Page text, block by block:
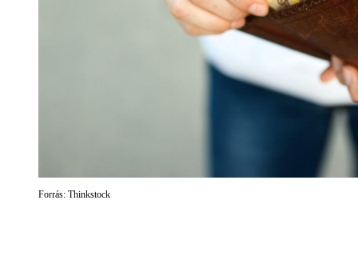
Forrás: Thinkstock